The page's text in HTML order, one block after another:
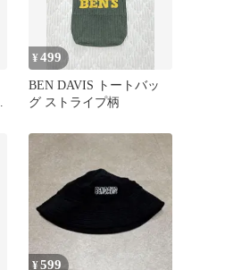
¥499
BEN DAVIS トートバッ
グ ストライプ柄
¥599